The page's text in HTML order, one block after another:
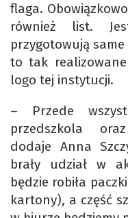
flaga.
również list.
przygotowują
to tak
logo tej instytucji.
– Przede
przedszkola
dodaje Anna
brały udział w
będzie robiła
kartony), a część